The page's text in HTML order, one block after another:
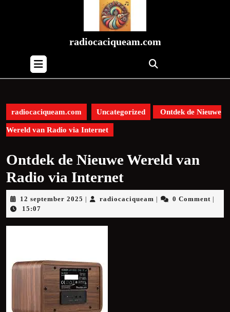
radiocaciqueam.com
Button
radiocaciqueam.com Uncategorized Ontdek de Nieuwe
Wereld van Radio via Internet
Ontdek de Nieuwe Wereld van
Radio via Internet
12 september 2025 12
2025
radiocaciqueam radiocaciqueam
0 Comment
15:07